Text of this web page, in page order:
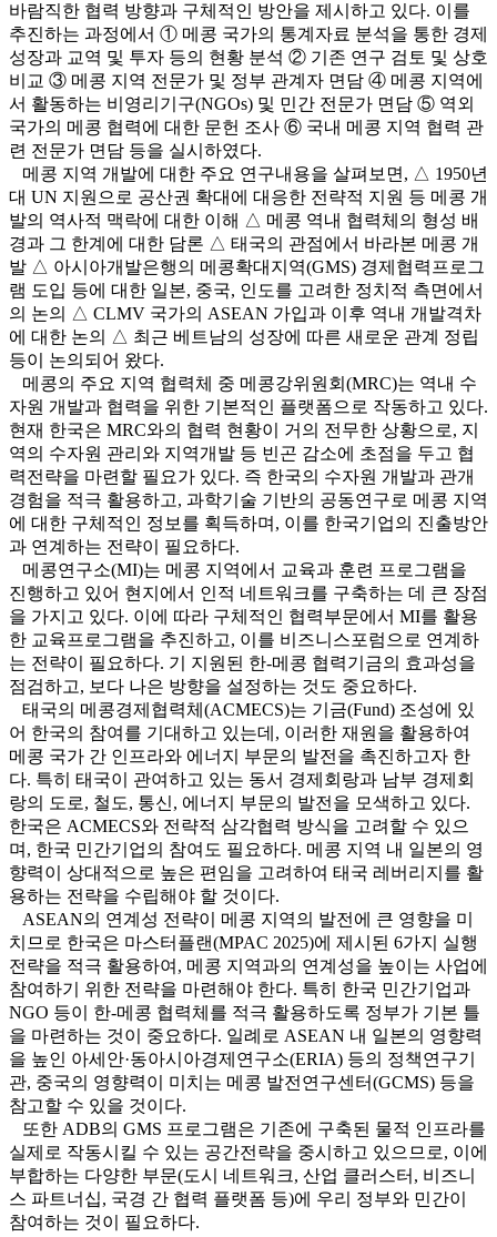
바람직한 협력 방향과 구체적인 방안을 제시하고 있다. 이를
추진하는 과정에서 ① 메콩 국가의 통계자료 분석을 통한 경제
성장과 교역 및 투자 등의 현황 분석 ② 기존 연구 검토 및 상호
비교 ③ 메콩 지역 전문가 및 정부 관계자 면담 ④ 메콩 지역에
서 활동하는 비영리기구(NGOs) 및 민간 전문가 면담 ⑤ 역외
국가의 메콩 협력에 대한 문헌 조사 ⑥ 국내 메콩 지역 협력 관
련 전문가 면담 등을 실시하였다.
메콩 지역 개발에 대한 주요 연구내용을 살펴보면, △ 1950년
대 UN 지원으로 공산권 확대에 대응한 전략적 지원 등 메콩 개
발의 역사적 맥락에 대한 이해 △ 메콩 역내 협력체의 형성 배
경과 그 한계에 대한 담론 △ 태국의 관점에서 바라본 메콩 개
발 △ 아시아개발은행의 메콩확대지역(GMS) 경제협력프로그
램 도입 등에 대한 일본, 중국, 인도를 고려한 정치적 측면에서
의 논의 △ CLMV 국가의 ASEAN 가입과 이후 역내 개발격차
에 대한 논의 △ 최근 베트남의 성장에 따른 새로운 관계 정립
등이 논의되어 왔다.
메콩의 주요 지역 협력체 중 메콩강위원회(MRC)는 역내 수
자원 개발과 협력을 위한 기본적인 플랫폼으로 작동하고 있다.
현재 한국은 MRC와의 협력 현황이 거의 전무한 상황으로, 지
역의 수자원 관리와 지역개발 등 빈곤 감소에 초점을 두고 협
력전략을 마련할 필요가 있다. 즉 한국의 수자원 개발과 관개
경험을 적극 활용하고, 과학기술 기반의 공동연구로 메콩 지역
에 대한 구체적인 정보를 획득하며, 이를 한국기업의 진출방안
과 연계하는 전략이 필요하다.
메콩연구소(MI)는 메콩 지역에서 교육과 훈련 프로그램을
진행하고 있어 현지에서 인적 네트워크를 구축하는 데 큰 장점
을 가지고 있다. 이에 따라 구체적인 협력부문에서 MI를 활용
한 교육프로그램을 추진하고, 이를 비즈니스포럼으로 연계하
는 전략이 필요하다. 기 지원된 한-메콩 협력기금의 효과성을
점검하고, 보다 나은 방향을 설정하는 것도 중요하다.
태국의 메콩경제협력체(ACMECS)는 기금(Fund) 조성에 있
어 한국의 참여를 기대하고 있는데, 이러한 재원을 활용하여
메콩 국가 간 인프라와 에너지 부문의 발전을 촉진하고자 한
다. 특히 태국이 관여하고 있는 동서 경제회랑과 남부 경제회
랑의 도로, 철도, 통신, 에너지 부문의 발전을 모색하고 있다.
한국은 ACMECS와 전략적 삼각협력 방식을 고려할 수 있으
며, 한국 민간기업의 참여도 필요하다. 메콩 지역 내 일본의 영
향력이 상대적으로 높은 편임을 고려하여 태국 레버리지를 활
용하는 전략을 수립해야 할 것이다.
ASEAN의 연계성 전략이 메콩 지역의 발전에 큰 영향을 미
치므로 한국은 마스터플랜(MPAC 2025)에 제시된 6가지 실행
전략을 적극 활용하여, 메콩 지역과의 연계성을 높이는 사업에
참여하기 위한 전략을 마련해야 한다. 특히 한국 민간기업과
NGO 등이 한-메콩 협력체를 적극 활용하도록 정부가 기본 틀
을 마련하는 것이 중요하다. 일례로 ASEAN 내 일본의 영향력
을 높인 아세안·동아시아경제연구소(ERIA) 등의 정책연구기
관, 중국의 영향력이 미치는 메콩 발전연구센터(GCMS) 등을
참고할 수 있을 것이다.
또한 ADB의 GMS 프로그램은 기존에 구축된 물적 인프라를
실제로 작동시킬 수 있는 공간전략을 중시하고 있으므로, 이에
부합하는 다양한 부문(도시 네트워크, 산업 클러스터, 비즈니
스 파트너십, 국경 간 협력 플랫폼 등)에 우리 정부와 민간이
참여하는 것이 필요하다.